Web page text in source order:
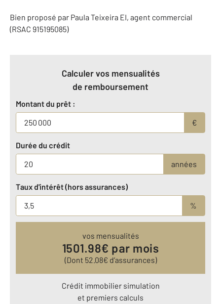
Bien proposé par Paula Teixeira EI, agent commercial
(RSAC 915195085)
Calculer vos mensualités
de remboursement
Montant du prêt :
€
Durée du crédit
années
Taux d'intérêt (hors assurances)
%
vos mensualités
1501.98€ par mois
(Dont 52.08€ d’assurances)
Crédit immobilier simulation
et premiers calculs